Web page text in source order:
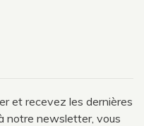
et recevez les dernières
notre newsletter, vous